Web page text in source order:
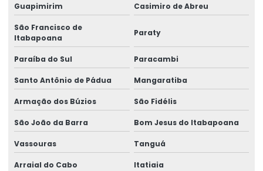
Lacre de garantia personalizado
Lacre de garantia void
Lacre de papel
Lacre de segurança adesivo
Lacre de segurança casca de ovo
Lacre de segurança void
Lacre void
Guapimirim Casimiro de Abreu
São Francisco de
Itabapoana
Paraty
Paraíba do Sul Paracambi
Santo Antônio de Pádua Mangaratiba
Armação dos Búzios São Fidélis
São João da Barra Bom Jesus do Itabapoana
Vassouras Tanguá
Arraial do Cabo Itatiaia